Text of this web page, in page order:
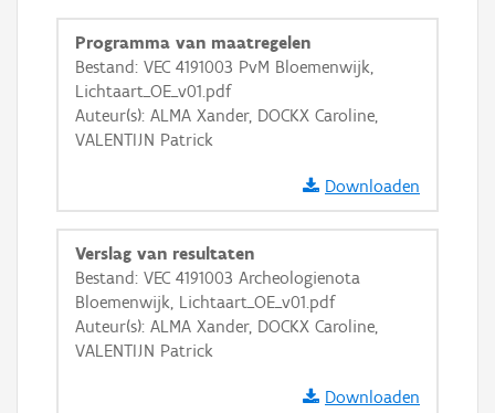
i
+ −
Basis Lagen
OSM-Basiskaart
Ortho
Programma van maatregelen
Bestand: VEC 4191003 PvM Bloemenwijk,
Lichtaart_OE_v01.pdf
Auteur(s): ALMA Xander, DOCKX Caroline,
VALENTIJN Patrick
Downloaden
Verslag van resultaten
Bestand: VEC 4191003 Archeologienota
Bloemenwijk, Lichtaart_OE_v01.pdf
Auteur(s): ALMA Xander, DOCKX Caroline,
VALENTIJN Patrick
Downloaden